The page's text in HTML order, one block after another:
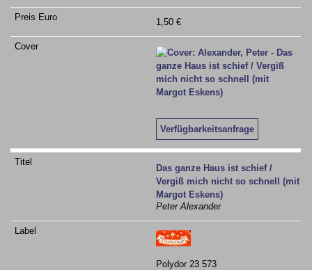
1,50 €
Verfügbarkeitsanfrage
Das ganze Haus ist schief /
Vergiß mich nicht so schnell (mit
Margot Eskens)
Peter Alexander
Polydor 23 573